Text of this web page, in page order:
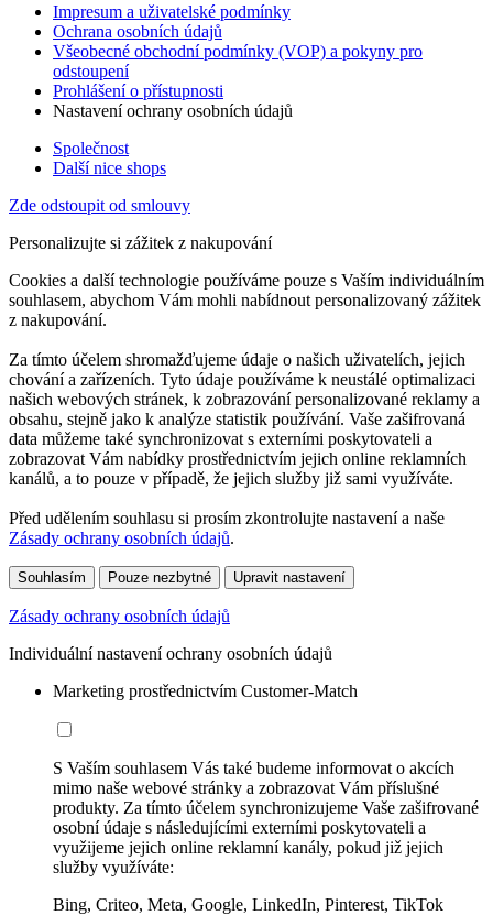
Impresum a uživatelské podmínky
Ochrana osobních údajů
Všeobecné obchodní podmínky (VOP) a pokyny pro
odstoupení
Prohlášení o přístupnosti
Nastavení ochrany osobních údajů
Společnost
Další nice shops
Zde odstoupit od smlouvy
Personalizujte si zážitek z nakupování
Cookies a další technologie používáme pouze s Vaším individuálním
souhlasem, abychom Vám mohli nabídnout personalizovaný zážitek
z nakupování.
Za tímto účelem shromažďujeme údaje o našich uživatelích, jejich
chování a zařízeních. Tyto údaje používáme k neustálé optimalizaci
našich webových stránek, k zobrazování personalizované reklamy a
obsahu, stejně jako k analýze statistik používání. Vaše zašifrovaná
data můžeme také synchronizovat s externími poskytovateli a
zobrazovat Vám nabídky prostřednictvím jejich online reklamních
kanálů, a to pouze v případě, že jejich služby již sami využíváte.
Před udělením souhlasu si prosím zkontrolujte nastavení a naše
Zásady ochrany osobních údajů.
Souhlasím Pouze nezbytné Upravit nastavení
Zásady ochrany osobních údajů
Individuální nastavení ochrany osobních údajů
Marketing prostřednictvím Customer-Match
S Vaším souhlasem Vás také budeme informovat o akcích
mimo naše webové stránky a zobrazovat Vám příslušné
produkty. Za tímto účelem synchronizujeme Vaše zašifrované
osobní údaje s následujícími externími poskytovateli a
využijeme jejich online reklamní kanály, pokud již jejich
služby využíváte:
Bing, Criteo, Meta, Google, LinkedIn, Pinterest, TikTok